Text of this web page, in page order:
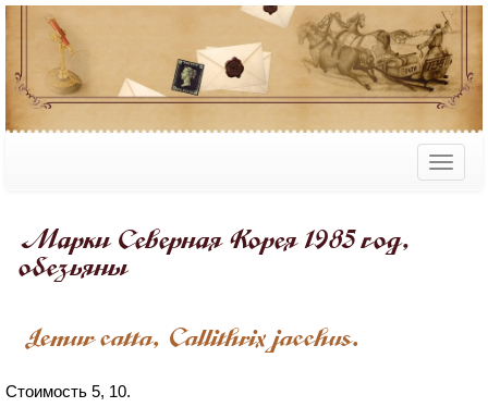
Марки Северная Корея 1985 год,
обезьяны
Lemur catta, Callithrix jacchus.
Стоимость 5, 10.